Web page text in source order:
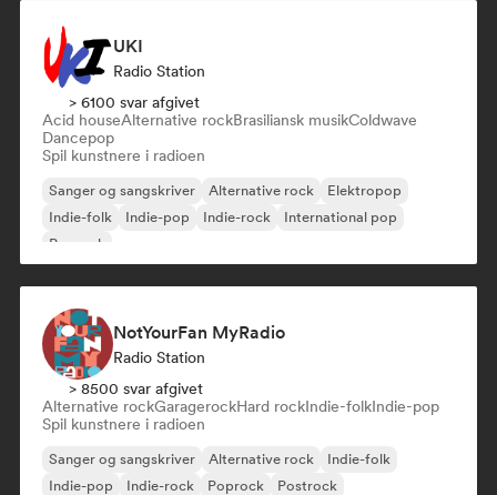
UKI
Radio Station
> 6100 svar afgivet
Acid houseAlternative rockBrasiliansk musikColdwave
Dancepop
Spil kunstnere i radioen
Sanger og sangskriver Alternative rock
Elektropop
Indie-folk
Indie-pop Indie-rock
International pop
Poprock
NotYourFan MyRadio
Radio Station
> 8500 svar afgivet
Alternative rockGaragerockHard rockIndie-folkIndie-pop
Spil kunstnere i radioen
Sanger og sangskriver Alternative rock
Indie-folk
Indie-pop
Indie-rock Poprock
Postrock